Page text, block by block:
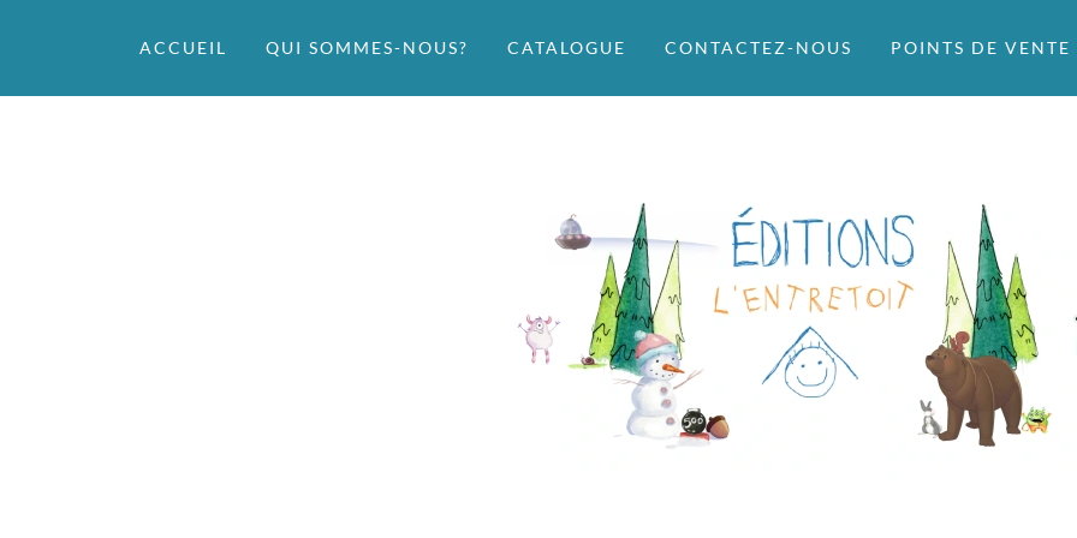
ACCUEIL QUI SOMMES-NOUS? CATALOGUE CONTACTEZ-NOUS POINTS DE VENTE